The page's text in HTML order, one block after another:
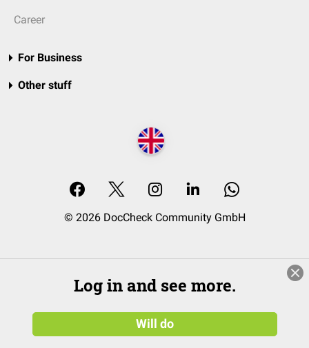
Career
For Business
Other stuff
© 2026 DocCheck Community GmbH
Log in and see more.
Will do